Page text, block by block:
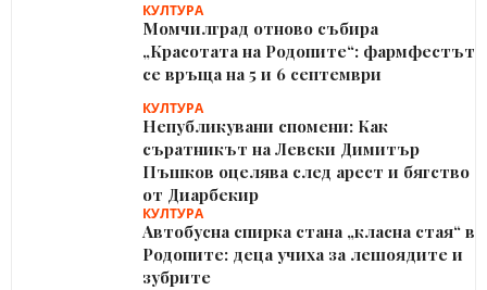
КУЛТУРА
Момчилград отново събира
„Красотата на Родопите“: фармфестът
се връща на 5 и 6 септември
КУЛТУРА
Непубликувани спомени: Как
съратникът на Левски Димитър
Пъшков оцелява след арест и бягство
от Диарбекир
КУЛТУРА
Автобусна спирка стана „класна стая“ в
Родопите: деца учиха за лешоядите и
зубрите